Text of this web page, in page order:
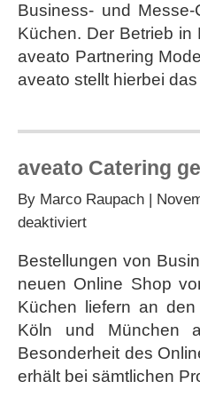
Standort
in
Hannover
Business- und
Küchen. Der Betrieb
aveato Partnering
aveato stellt hierbei
aveato Catering
By Marco Raupach |
deaktiviertfür
geht
mit
Shop
an
den
Start
Bestellungen von
neuen Online Shop
Küchen liefern an
Köln und München
Besonderheit des
erhält bei sämtlichen